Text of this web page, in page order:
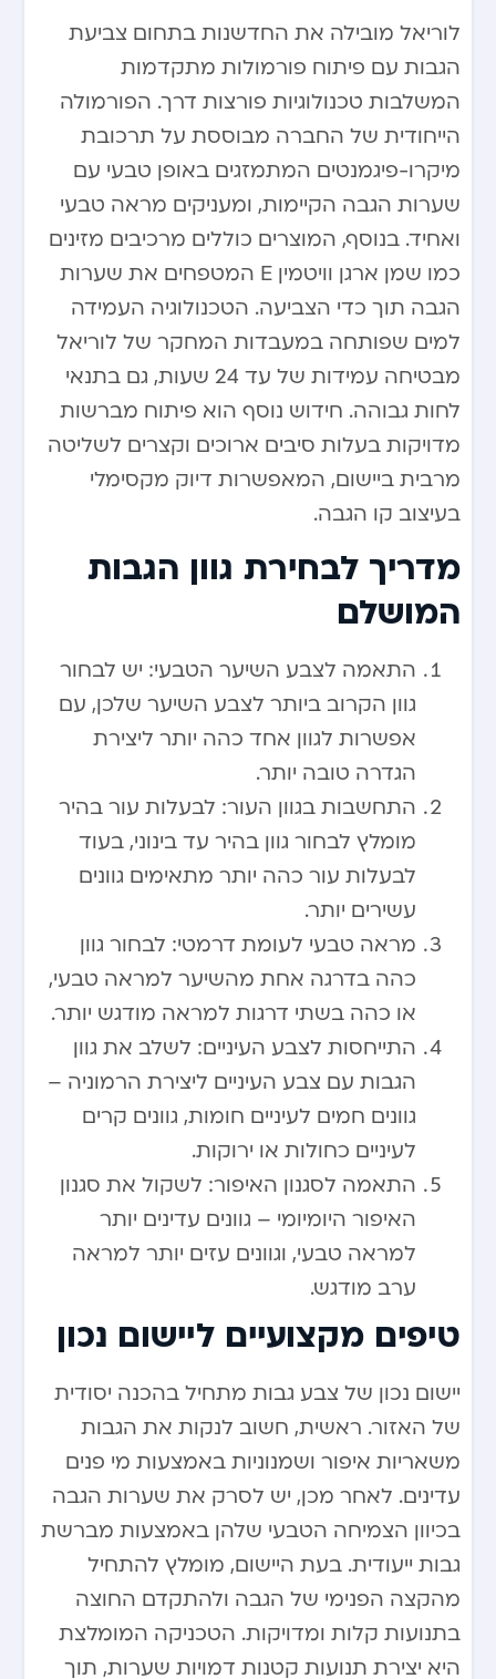
לוריאל מובילה את החדשנות בתחום צביעת
הגבות עם פיתוח פורמולות מתקדמות
המשלבות טכנולוגיות פורצות דרך. הפורמולה
הייחודית של החברה מבוססת על תרכובת
מיקרו-פיגמנטים המתמזגים באופן טבעי עם
שערות הגבה הקיימות, ומעניקים מראה טבעי
ואחיד. בנוסף, המוצרים כוללים מרכיבים מזינים
כמו שמן ארגן וויטמין E המטפחים את שערות
הגבה תוך כדי הצביעה. הטכנולוגיה העמידה
למים שפותחה במעבדות המחקר של לוריאל
מבטיחה עמידות של עד 24 שעות, גם בתנאי
לחות גבוהה. חידוש נוסף הוא פיתוח מברשות
מדויקות בעלות סיבים ארוכים וקצרים לשליטה
מרבית ביישום, המאפשרות דיוק מקסימלי
בעיצוב קו הגבה.
מדריך לבחירת גוון הגבות
המושלם
התאמה לצבע השיער הטבעי: יש לבחור
גוון הקרוב ביותר לצבע השיער שלכן, עם
אפשרות לגוון אחד כהה יותר ליצירת
הגדרה טובה יותר.
התחשבות בגוון העור: לבעלות עור בהיר
מומלץ לבחור גוון בהיר עד בינוני, בעוד
לבעלות עור כהה יותר מתאימים גוונים
עשירים יותר.
מראה טבעי לעומת דרמטי: לבחור גוון
כהה בדרגה אחת מהשיער למראה טבעי,
או כהה בשתי דרגות למראה מודגש יותר.
התייחסות לצבע העיניים: לשלב את גוון
הגבות עם צבע העיניים ליצירת הרמוניה –
גוונים חמים לעיניים חומות, גוונים קרים
לעיניים כחולות או ירוקות.
התאמה לסגנון האיפור: לשקול את סגנון
האיפור היומיומי – גוונים עדינים יותר
למראה טבעי, וגוונים עזים יותר למראה
ערב מודגש.
טיפים מקצועיים ליישום נכון
יישום נכון של צבע גבות מתחיל בהכנה יסודית
של האזור. ראשית, חשוב לנקות את הגבות
משאריות איפור ושמנוניות באמצעות מי פנים
עדינים. לאחר מכן, יש לסרק את שערות הגבה
בכיוון הצמיחה הטבעי שלהן באמצעות מברשת
גבות ייעודית. בעת היישום, מומלץ להתחיל
מהקצה הפנימי של הגבה ולהתקדם החוצה
בתנועות קלות ומדויקות. הטכניקה המומלצת
היא יצירת תנועות קטנות דמויות שערות, תוך